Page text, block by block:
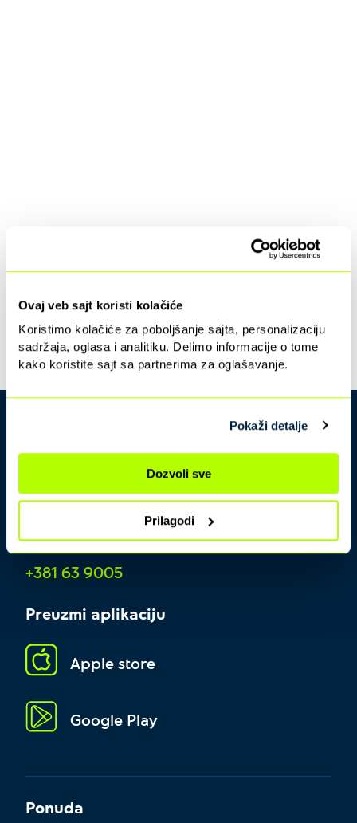
Ovaj veb sajt koristi kolačiće
Koristimo kolačiće za poboljšanje sajta, personalizaciju
sadržaja, oglasa i analitiku. Delimo informacije o tome
kako koristite sajt sa partnerima za oglašavanje.
Pokaži detalje
Dozvoli sve
Prilagodi
+381 63 9005
Preuzmi aplikaciju
Apple store
Google Play
Ponuda